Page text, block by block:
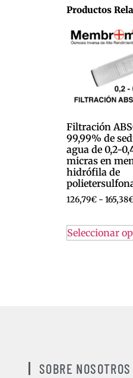
Productos
Filtración
99,99% de
agua de 0,2-
micras en
hidrófila de
126,79€ - 165,38
Seleccionar
SOBRE NOSOTROS